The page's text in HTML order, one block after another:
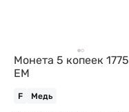
Монета 5 копеек 1775
ЕМ
F Медь